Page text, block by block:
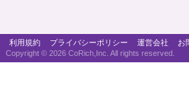
利用規約 プライバシーポリシー 運営会社 お
Copyright © 2026 CoRich,Inc. All rights reserved.